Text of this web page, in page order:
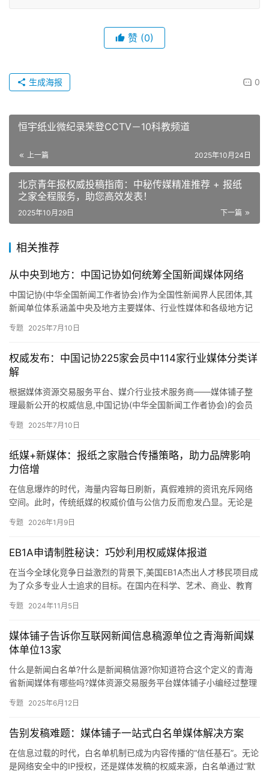
赞 (0)
0
生成海报
恒宇纸业微纪录荣登CCTV－10科教频道
上一篇 2025年10月24日
北京青年报权威投稿指南：中秘传媒精准推荐 + 报纸
之家全程服务，助您高效发表！
下一篇
2025年10月29日
相关推荐
‌从中央到地方：中国记协如何统筹全国新闻媒体网络
中国记协(中华全国新闻工作者协会)作为全国性新闻界人民团体,其
新闻单位体系涵盖中央及地方主要媒体、行业性媒体和各级地方记
专题 2025年7月10日
权威发布：中国记协225家会员中114家行业媒体分类详
解
根据媒体资源交易服务平台、媒介行业技术服务商——媒体铺子整
理最新公开的权威信息,中国记协(中华全国新闻工作者协会)的会员
专题 2025年7月10日
纸媒+新媒体：报纸之家融合传播策略，助力品牌影响
力倍增
在信息爆炸的时代，海量内容每日刷新，真假难辨的资讯充斥网络
空间。此时，传统纸媒的权威价值与公信力反而愈发凸显。无论是
刊登内…
专题 2026年1月9日
EB1A申请制胜秘诀：巧妙利用权威媒体报道
在当今全球化竞争日益激烈的背景下,美国EB1A杰出人才移民项目成
为了众多专业人士追求的目标。在国内在科学、艺术、商业、教育
专题 2024年11月5日
媒体铺子告诉你互联网新闻信息稿源单位之青海新闻媒
体单位13家
什么是新闻白名单?什么是新闻稿信源?你知道符合这个定义的青海
省新闻媒体有哪些吗?媒体资源交易服务平台媒体铺子小编经过整理
专题 2025年6月12日
告别发稿难题：媒体铺子一站式白名单媒体解决方案
在信息过载的时代，白名单机制已成为内容传播的“信任基石”。无论
是网络安全中的IP授权，还是媒体发稿的权威来源，白名单通过“默